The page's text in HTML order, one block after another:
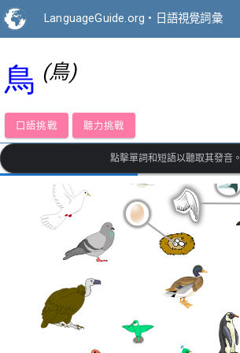
LanguageGuide.org • 日語視覺詞彙
鳥 (鳥)
口語挑戰 聽力挑戰
點擊單詞和短語以聽取其發音。